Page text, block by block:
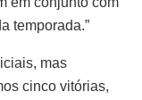
temporada.”
mas
cinco vitórias,